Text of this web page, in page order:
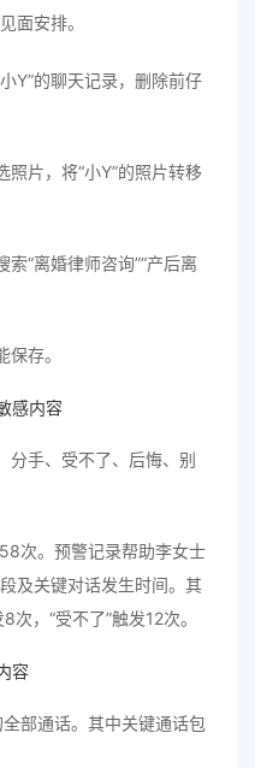
面安排。
Y”的聊天记录，删除前仔
片，将“小Y”的照片转移
“离婚律师咨询”“产后离
存。
感内容
分手、受不了、后悔、别
次。预警记录帮助李女士
及关键对话发生时间。其
次，“受不了”触发12次。
容
部通话。其中关键通话包